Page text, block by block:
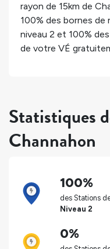
rayon de 15km de
100% des bornes de
niveau 2 et 100%
de votre VÉ
Statistiques
Channahon
100%
des Stations
Niveau 2
0%